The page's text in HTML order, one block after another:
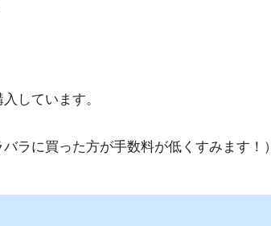
しています。
ラに買った方が手数料が低くすみます！）